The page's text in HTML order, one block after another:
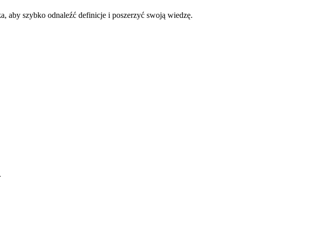
aby szybko odnaleźć definicje i poszerzyć swoją wiedzę.